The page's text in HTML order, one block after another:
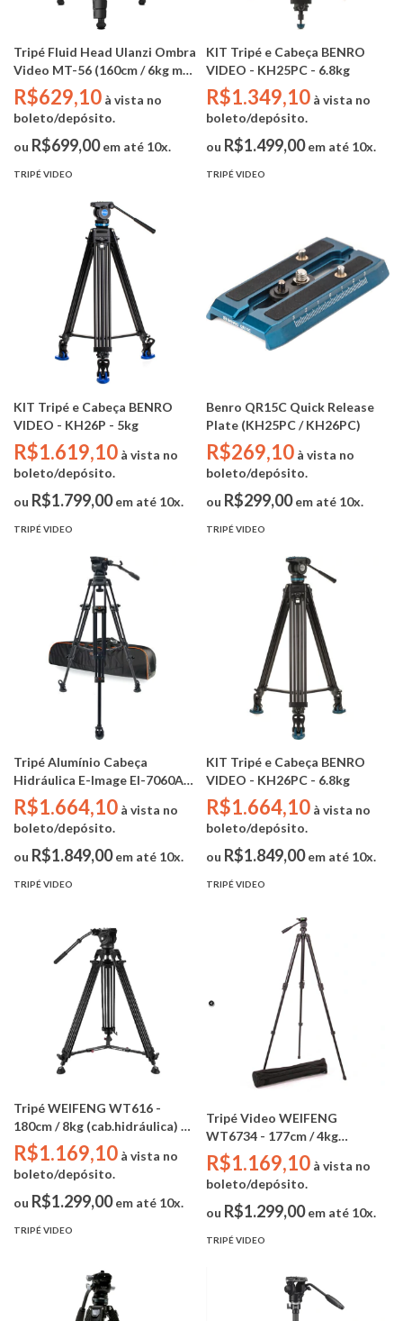
Tripé Fluid Head Ulanzi Ombra
Video MT-56 (160cm / 6kg max
/ Suporte Celular)
R$629,10 à vista no
boleto/depósito.
ou R$699,00em até 10x.
TRIPÉ VIDEO
KIT Tripé e Cabeça BENRO
VIDEO - KH25PC - 6.8kg
R$1.349,10 à vista no
boleto/depósito.
ou R$1.499,00em até 10x.
TRIPÉ VIDEO
KIT Tripé e Cabeça BENRO
VIDEO - KH26P - 5kg
R$1.619,10 à vista no
boleto/depósito.
ou R$1.799,00em até 10x.
TRIPÉ VIDEO
Benro QR15C Quick Release
Plate (KH25PC / KH26PC)
R$269,10 à vista no
boleto/depósito.
ou R$299,00em até 10x.
TRIPÉ VIDEO
Tripé Alumínio Cabeça
Hidráulica E-Image EI-7060AA
(8kg / alt. min 78cm - alt. max
162cm / Bowl 75mm)
R$1.664,10 à vista no
boleto/depósito.
ou R$1.849,00em até 10x.
TRIPÉ VIDEO
KIT Tripé e Cabeça BENRO
VIDEO - KH26PC - 6.8kg
R$1.664,10 à vista no
boleto/depósito.
ou R$1.849,00em até 10x.
TRIPÉ VIDEO
Tripé WEIFENG WT616 -
180cm / 8kg (cab.hidráulica) +
BAG
R$1.169,10 à vista no
boleto/depósito.
ou R$1.299,00em até 10x.
TRIPÉ VIDEO
Tripé Video WEIFENG
WT6734 - 177cm / 4kg
(cab.hidráulica) + BAG
R$1.169,10 à vista no
boleto/depósito.
ou R$1.299,00em até 10x.
TRIPÉ VIDEO